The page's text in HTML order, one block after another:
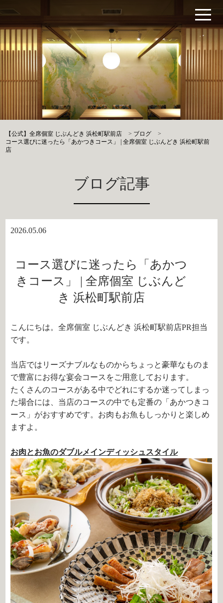
【公式】全席個室 じぶんどき 浜松町駅前店 > ブログ
>
コース選びに迷ったら「あかつきコース」 | 全席個室 じぶんどき 浜松町駅前
店
ブログ記事
2026.05.06
コース選びに迷ったら「あかつ
きコース」 | 全席個室 じぶんど
き 浜松町駅前店
こんにちは。全席個室 じぶんどき 浜松町駅前店PR担当
です。
当店ではリーズナブルなものからちょっと豪華なものま
で豊富にお得な宴会コースをご用意しております。
たくさんのコースがある中でどれにするか迷ってしまっ
た場合には、当店のコースの中でも定番の「あかつきコ
ース」がおすすめです。お肉もお魚もしっかりと楽しめ
ますよ。
お肉とお魚のダブルメインディッシュスタイル